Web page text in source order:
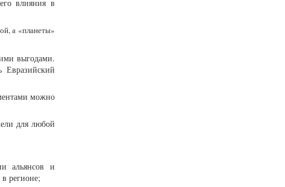
влияния в
а «планеты»
выгодами.
Евразийский
можно
для любой
альянсов и
регионе;